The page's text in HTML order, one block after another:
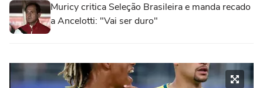
Muricy critica Seleção Brasileira e manda recado
a Ancelotti: "Vai ser duro"